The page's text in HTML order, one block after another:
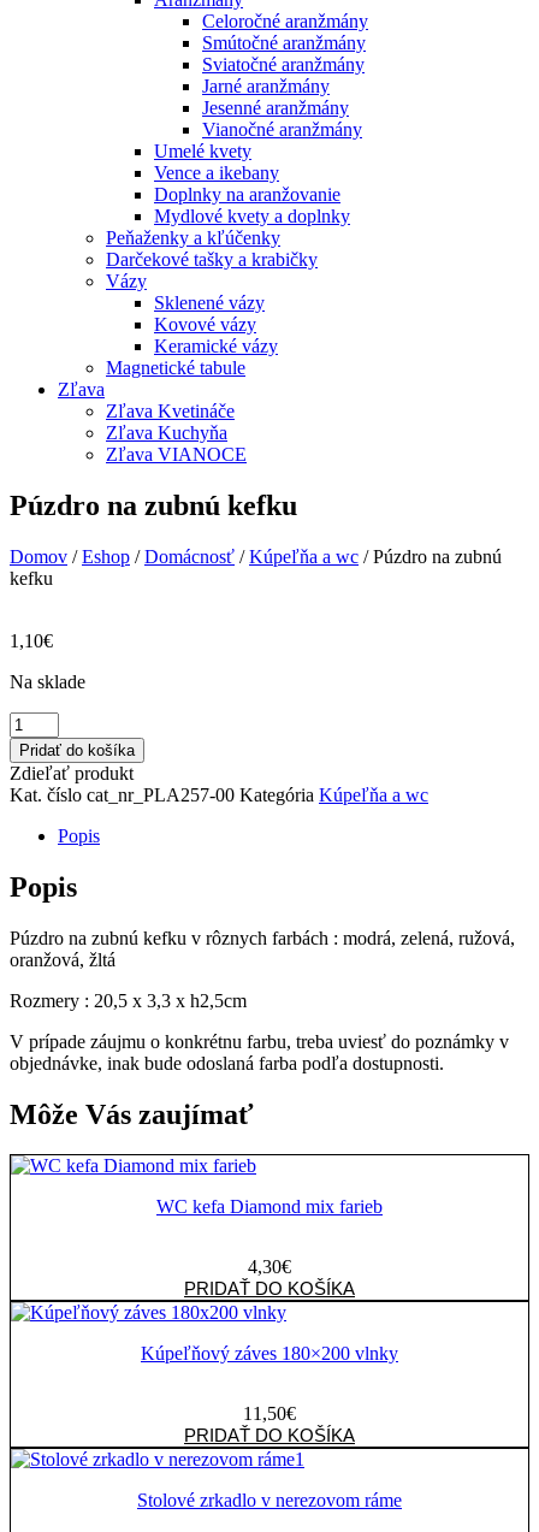
Celoročné aranžmány
Smútočné aranžmány
Sviatočné aranžmány
Jarné aranžmány
Jesenné aranžmány
Vianočné aranžmány
Umelé kvety
Vence a ikebany
Doplnky na aranžovanie
Mydlové kvety a doplnky
Peňaženky a kľúčenky
Darčekové tašky a krabičky
Vázy
Sklenené vázy
Kovové vázy
Keramické vázy
Magnetické tabule
Zľava
Zľava Kvetináče
Zľava Kuchyňa
Zľava VIANOCE
Púzdro na zubnú kefku
Domov /Eshop /Domácnosť /Kúpeľňa a wc / Púzdro na zubnú
kefku
1,10€
Na sklade
množstvo
Púzdro
na
zubnú
kefku
Pridať do košíka
Zdieľať produkt
Kat. číslo cat_nr_PLA257-00 Kategória Kúpeľňa a wc
Popis
Popis
Púzdro na zubnú kefku v rôznych farbách : modrá, zelená, ružová,
oranžová, žltá
Rozmery : 20,5 x 3,3 x h2,5cm
V prípade záujmu o konkrétnu farbu, treba uviesť do poznámky v
objednávke, inak bude odoslaná farba podľa dostupnosti.
Môže Vás zaujímať
WC kefa Diamond mix farieb
4,30€
množstvo
WC
Diamond
PRIDAŤ DO KOŠÍKA
Kúpeľňový záves 180×200 vlnky
11,50€
množstvo
Kúpeľňový
180x200
PRIDAŤ DO KOŠÍKA
Stolové zrkadlo v nerezovom ráme